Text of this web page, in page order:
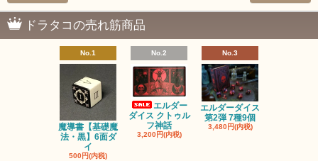
ドラタコの売れ筋商品
No.1
魔導書【基礎魔
法・黒】6面ダ
イ
500円(内税)
No.2
エルダー
ダイス クトゥル
フ神話
3,200円(内税)
No.3
エルダーダイス
第2弾 7種9個
3,480円(内税)